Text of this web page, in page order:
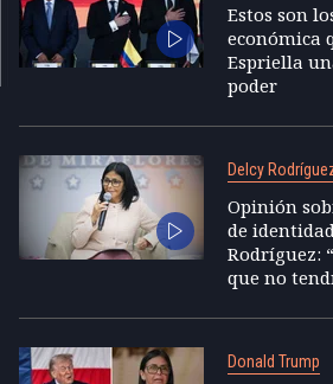
Estos son
económica
Espriella
poder
Delcy
Opinión
de
Rodríguez:
que no
Donald Trump